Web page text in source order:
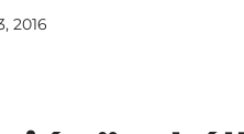
2016